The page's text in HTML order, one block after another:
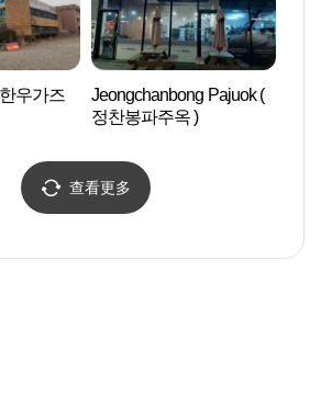
우가즈
Jeongchanbong Pajuok (
정찬봉파주옥 )
查看更多